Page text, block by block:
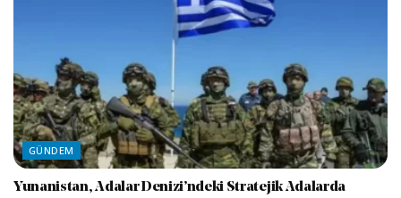
GÜNDEM
Yunanistan, Adalar Denizi’ndeki Stratejik Adalarda